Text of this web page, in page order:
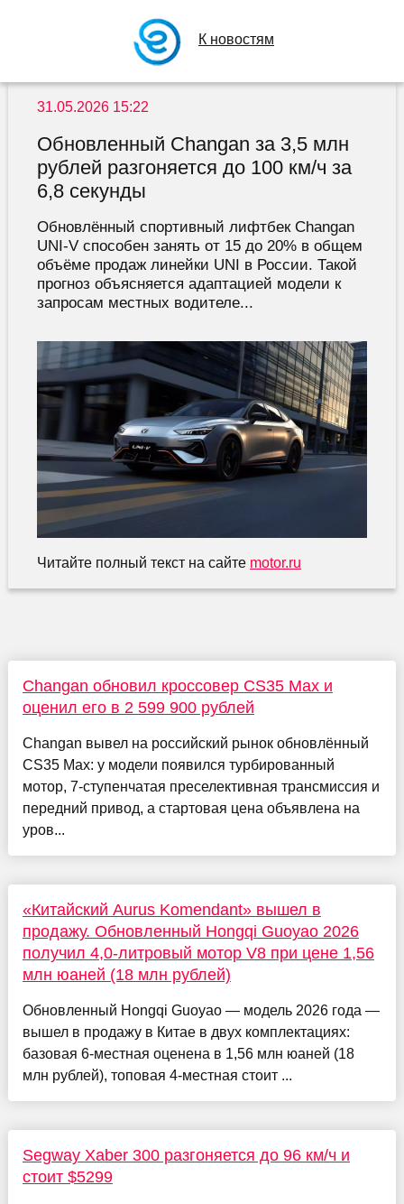
К новостям
31.05.2026 15:22
Обновленный Changan за 3,5 млн
рублей разгоняется до 100 км/ч за
6,8 секунды
Обновлённый спортивный лифтбек Changan
UNI-V способен занять от 15 до 20% в общем
объёме продаж линейки UNI в России. Такой
прогноз объясняется адаптацией модели к
запросам местных водителе...
Читайте полный текст на сайте motor.ru
Changan обновил кроссовер CS35 Max и
оценил его в 2 599 900 рублей
Changan вывел на российский рынок обновлённый
CS35 Max: у модели появился турбированный
мотор, 7-ступенчатая преселективная трансмиссия и
передний привод, а стартовая цена объявлена на
уров...
«Китайский Aurus Komendant» вышел в
продажу. Обновленный Hongqi Guoyao 2026
получил 4,0-литровый мотор V8 при цене 1,56
млн юаней (18 млн рублей)
Обновленный Hongqi Guoyao — модель 2026 года —
вышел в продажу в Китае в двух комплектациях:
базовая 6-местная оценена в 1,56 млн юаней (18
млн рублей), топовая 4-местная стоит ...
Segway Xaber 300 разгоняется до 96 км/ч и
стоит $5299